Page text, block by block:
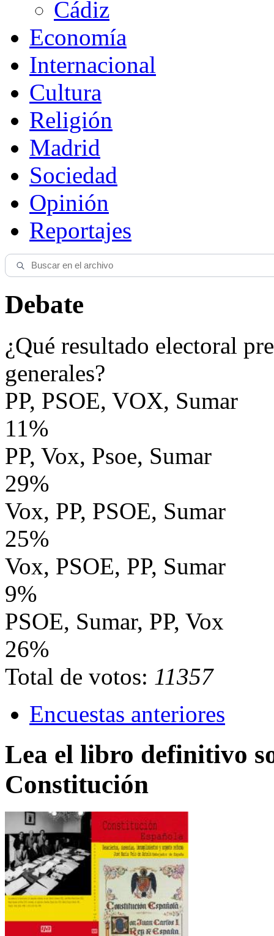
Cádiz
Economía
Internacional
Cultura
Religión
Madrid
Sociedad
Opinión
Reportajes
Debate
¿Qué resultado electoral
generales?
PP, PSOE, VOX, Sumar
11%
PP, Vox, Psoe, Sumar
29%
Vox, PP, PSOE, Sumar
25%
Vox, PSOE, PP, Sumar
9%
PSOE, Sumar, PP, Vox
26%
Total de votos: 11357
Encuestas anteriores
Lea el libro definitivo
Constitución